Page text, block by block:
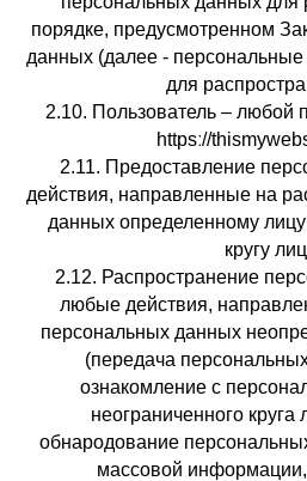
порядке, предусмотренном
данных (далее -
для
2.10. Пользователь – любой
httpsː//
2.11. Предоставление
действия, направленные на
данных определенному
кругу
2.12. Распространение
любые действия,
персональных данных
(передача
ознакомление с
неограниченного круга
обнародование
массовой